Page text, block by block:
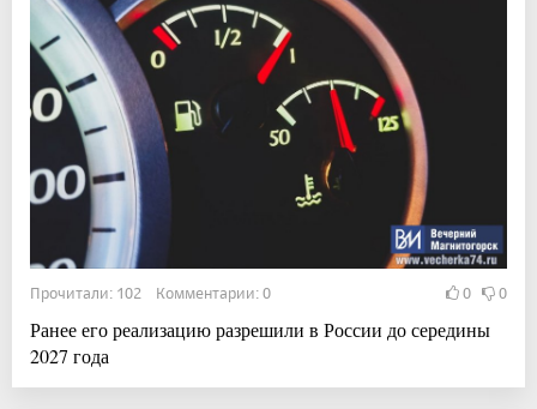
Прочитали: 102 Комментарии: 0 0 0
Ранее его реализацию разрешили в России до середины
2027 года